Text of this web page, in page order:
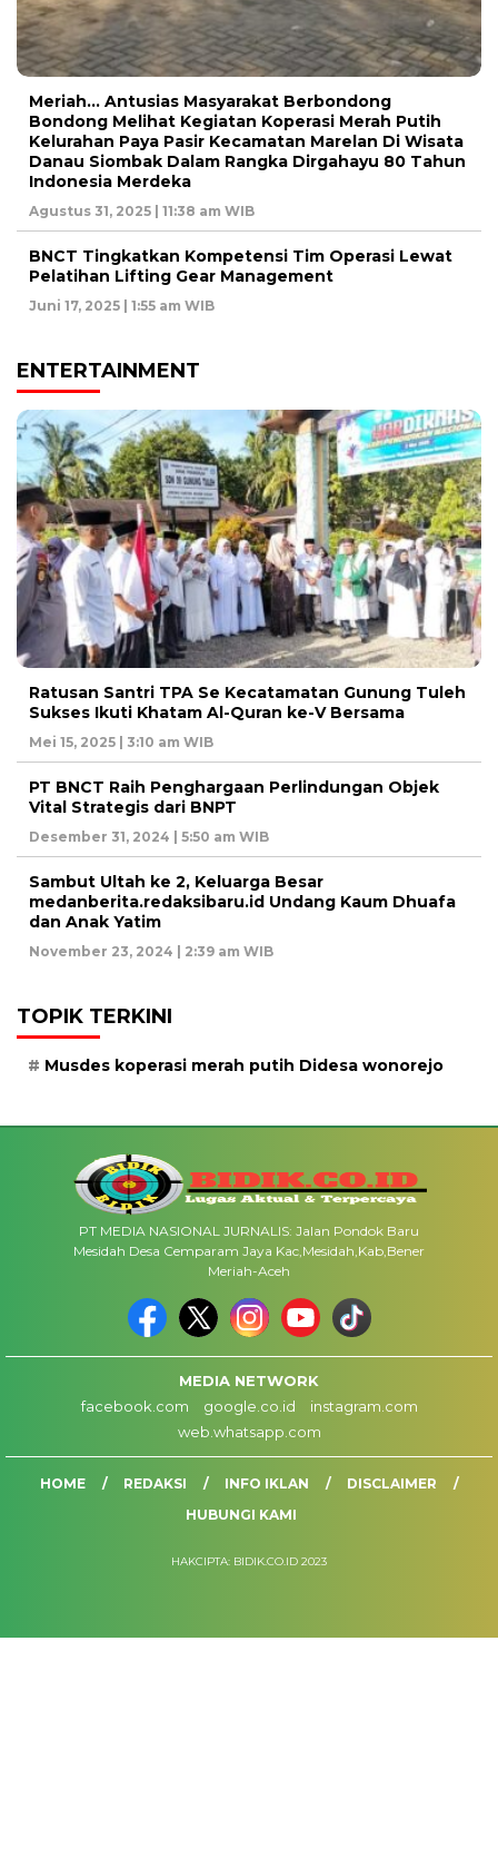
Meriah… Antusias Masyarakat Berbondong
Bondong Melihat Kegiatan Koperasi Merah Putih
Kelurahan Paya Pasir Kecamatan Marelan Di Wisata
Danau Siombak Dalam Rangka Dirgahayu 80 Tahun
Indonesia Merdeka
Agustus 31, 2025 | 11:38 am WIB
BNCT Tingkatkan Kompetensi Tim Operasi Lewat
Pelatihan Lifting Gear Management
Juni 17, 2025 | 1:55 am WIB
ENTERTAINMENT
Ratusan Santri TPA Se Kecatamatan Gunung Tuleh
Sukses Ikuti Khatam Al-Quran ke-V Bersama
Mei 15, 2025 | 3:10 am WIB
PT BNCT Raih Penghargaan Perlindungan Objek
Vital Strategis dari BNPT
Desember 31, 2024 | 5:50 am WIB
Sambut Ultah ke 2, Keluarga Besar
medanberita.redaksibaru.id Undang Kaum Dhuafa
dan Anak Yatim
November 23, 2024 | 2:39 am WIB
TOPIK TERKINI
Musdes koperasi merah putih Didesa wonorejo
PT MEDIA NASIONAL JURNALIS: Jalan Pondok Baru
Mesidah Desa Cemparam Jaya Kac,Mesidah,Kab,Bener
Meriah-Aceh
MEDIA NETWORK
facebook.com
google.co.id
instagram.com
web.whatsapp.com
HOME REDAKSI INFO IKLAN
DISCLAIMER
HUBUNGI KAMI
HAKCIPTA: BIDIK.CO.ID 2023